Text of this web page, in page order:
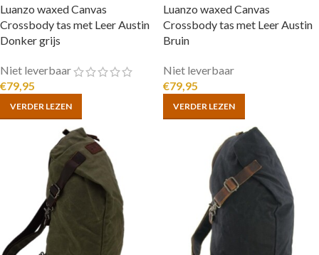
Luanzo waxed Canvas
Crossbody tas met Leer Austin
Donker grijs
Niet leverbaar
€79,95
VERDER LEZEN
Luanzo waxed Canvas
Crossbody tas met Leer Austin
Bruin
Niet leverbaar
€79,95
VERDER LEZEN